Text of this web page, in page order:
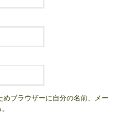
めブラウザーに自分の名前、メー